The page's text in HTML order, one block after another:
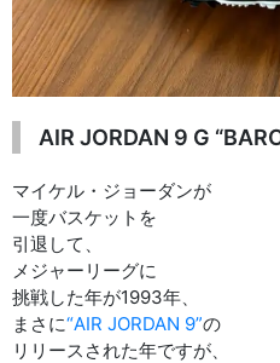
AIR JORDAN 9 G
マイケル・ジョーダンが
一度バスケットを
引退して、
メジャーリーグに
挑戦した年が1993年、
まさに“AIR JORDAN 9”の
リリースされた年ですが、